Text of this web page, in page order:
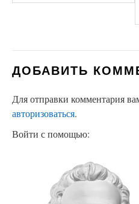
ДОБАВИТЬ
Для отправки комментария
авторизоваться.
Войти с помощью: